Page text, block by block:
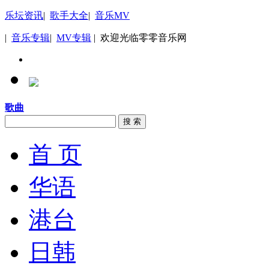
乐坛资讯| 歌手大全| 音乐MV
| 音乐专辑| MV专辑 | 欢迎光临零零音乐网
歌曲
搜 索
首 页
华语
港台
日韩